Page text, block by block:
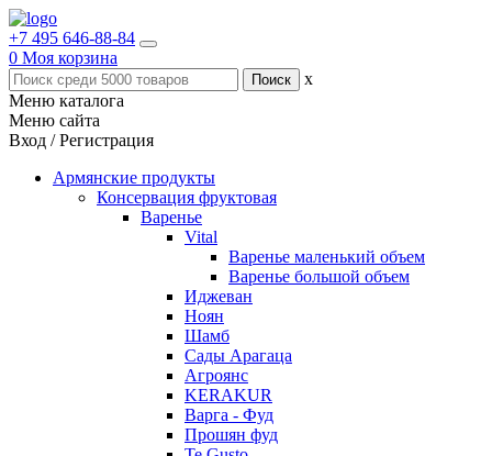
+7 495 646-88-84
0 Моя корзина
x
Меню каталога
Меню сайта
Вход / Регистрация
Армянские продукты
Консервация фруктовая
Варенье
Vital
Варенье маленький объем
Варенье большой объем
Иджеван
Ноян
Шамб
Сады Арагаца
Агроянс
KERAKUR
Варга - Фуд
Прошян фуд